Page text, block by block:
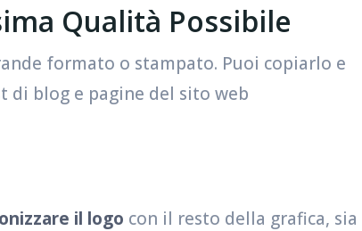
Qualità Possibile
formato o stampato. Puoi copiarlo e
di blog e pagine del sito web
il logo con il resto della grafica, sia